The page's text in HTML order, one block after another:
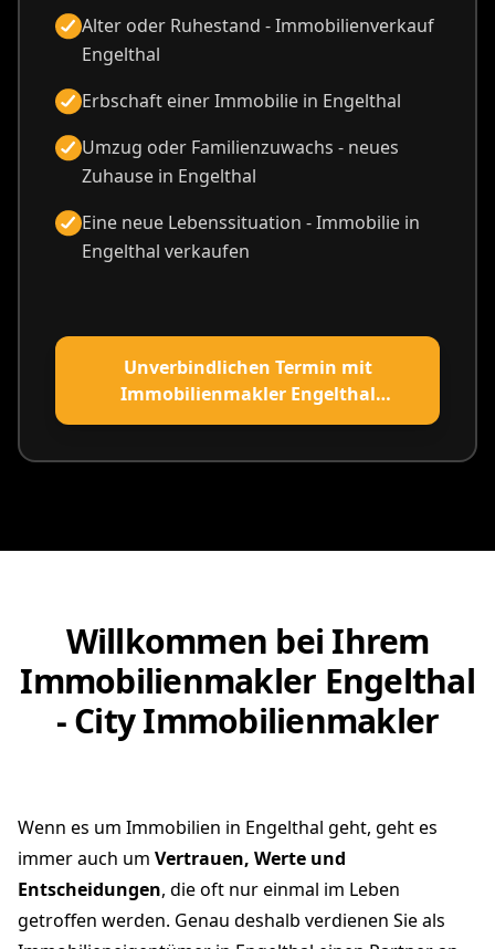
Alter oder Ruhestand - Immobilienverkauf
Engelthal
Erbschaft einer Immobilie in Engelthal
Umzug oder Familienzuwachs - neues
Zuhause in Engelthal
Eine neue Lebenssituation - Immobilie in
Engelthal verkaufen
Unverbindlichen Termin mit
Immobilienmakler Engelthal
vereinbaren
Willkommen bei Ihrem
Immobilienmakler Engelthal
- City Immobilienmakler
Wenn es um Immobilien in Engelthal geht, geht es
immer auch um Vertrauen, Werte und
Entscheidungen, die oft nur einmal im Leben
getroffen werden. Genau deshalb verdienen Sie als